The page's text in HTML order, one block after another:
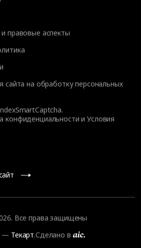
правовые аспекты
сайта на обработку персональных
конфиденциальности иУсловия
Все права защищены
— Текарт.Сделано в